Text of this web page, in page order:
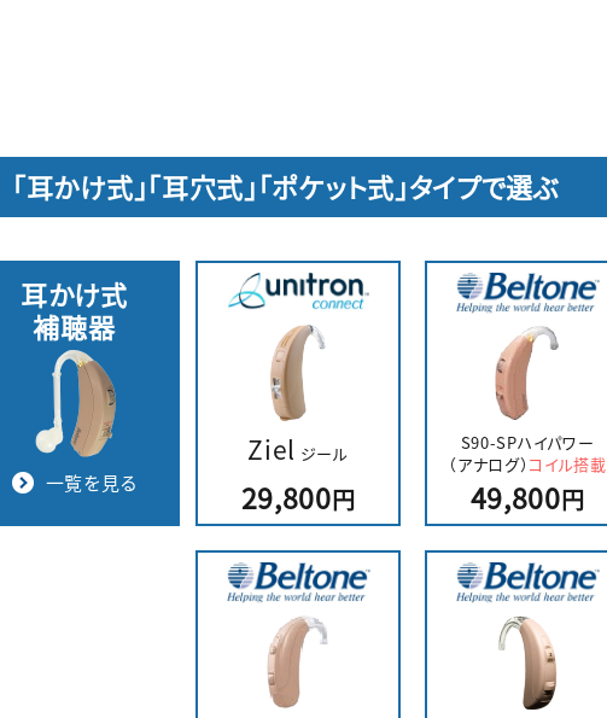
「耳かけ式」「耳穴式」「ポケット式」タイプで選ぶ
耳かけ式
補聴器
一覧を見る
Ziel ジール
29,800円
S90-SPハイパワー
（アナログ） コイル搭載
49,800円